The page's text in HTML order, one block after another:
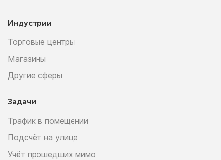
Индустрии
Торговые центры
Магазины
Другие сферы
Задачи
Трафик в помещении
Подсчёт на улице
Учёт прошедших мимо